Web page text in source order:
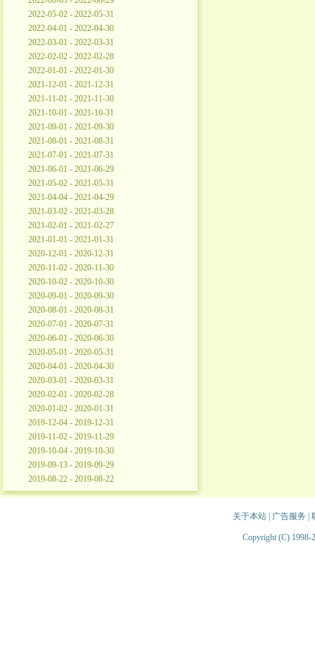
2022-05-02 - 2022-05-31
2022-04-01 - 2022-04-30
2022-03-01 - 2022-03-31
2022-02-02 - 2022-02-28
2022-01-01 - 2022-01-30
2021-12-01 - 2021-12-31
2021-11-01 - 2021-11-30
2021-10-01 - 2021-10-31
2021-09-01 - 2021-09-30
2021-08-01 - 2021-08-31
2021-07-01 - 2021-07-31
2021-06-01 - 2021-06-29
2021-05-02 - 2021-05-31
2021-04-04 - 2021-04-29
2021-03-02 - 2021-03-28
2021-02-01 - 2021-02-27
2021-01-01 - 2021-01-31
2020-12-01 - 2020-12-31
2020-11-02 - 2020-11-30
2020-10-02 - 2020-10-30
2020-09-01 - 2020-09-30
2020-08-01 - 2020-08-31
2020-07-01 - 2020-07-31
2020-06-01 - 2020-06-30
2020-05-01 - 2020-05-31
2020-04-01 - 2020-04-30
2020-03-01 - 2020-03-31
2020-02-01 - 2020-02-28
2020-01-02 - 2020-01-31
2019-12-04 - 2019-12-31
2019-11-02 - 2019-11-29
2019-10-04 - 2019-10-30
2019-09-13 - 2019-09-29
2019-08-22 - 2019-08-22
关于本站| 广告服务
Copyright (C) 1998-